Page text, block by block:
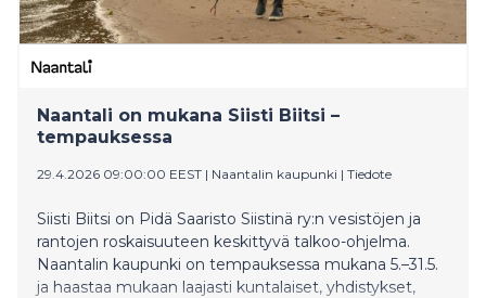
Naantali on mukana Siisti Biitsi –
tempauksessa
29.4.2026 09:00:00 EEST | Naantalin kaupunki | Tiedote
Siisti Biitsi on Pidä Saaristo Siistinä ry:n vesistöjen ja
rantojen roskaisuuteen keskittyvä talkoo-ohjelma.
Naantalin kaupunki on tempauksessa mukana 5.–31.5.
ja haastaa mukaan laajasti kuntalaiset, yhdistykset,